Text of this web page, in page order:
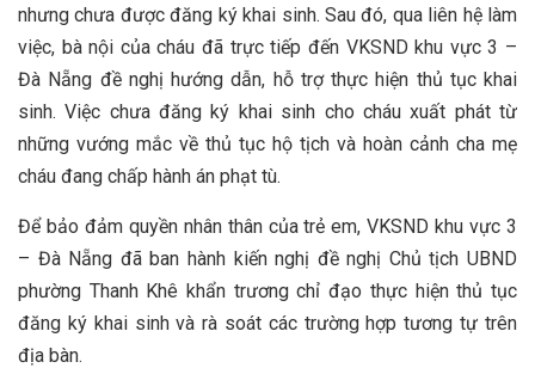
nhưng chưa được đăng ký khai sinh. Sau đó, qua liên hệ làm
việc, bà nội của cháu đã trực tiếp đến VKSND khu vực 3 –
Đà Nẵng đề nghị hướng dẫn, hỗ trợ thực hiện thủ tục khai
sinh. Việc chưa đăng ký khai sinh cho cháu xuất phát từ
những vướng mắc về thủ tục hộ tịch và hoàn cảnh cha mẹ
cháu đang chấp hành án phạt tù.
Để bảo đảm quyền nhân thân của trẻ em, VKSND khu vực 3
– Đà Nẵng đã ban hành kiến nghị đề nghị Chủ tịch UBND
phường Thanh Khê khẩn trương chỉ đạo thực hiện thủ tục
đăng ký khai sinh và rà soát các trường hợp tương tự trên
địa bàn.